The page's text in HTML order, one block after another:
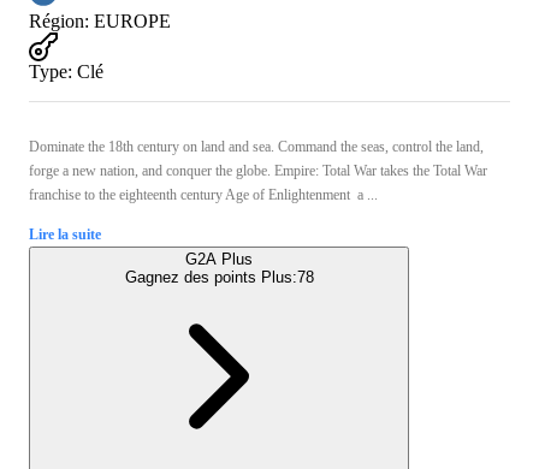
Région: EUROPE
Type: Clé
Dominate the 18th century on land and sea. Command the seas, control the land,
forge a new nation, and conquer the globe. Empire: Total War takes the Total War
franchise to the eighteenth century Age of Enlightenment  a ...
Lire la suite
G2A Plus
Gagnez des points Plus:78